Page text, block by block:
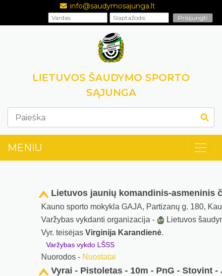
info@saudymosajunga.lt
LIETUVOS ŠAUDYMO SPORTO
SĄJUNGA
MENIU
Lietuvos jaunių komandinis-asmeninis
Kauno sporto mokykla GAJA, Partizanų g. 180,
Varžybas vykdanti organizacija -
Lietuvos
Vyr. teisėjas Virginija Karandienė.
Varžybas vykdo LŠSS
Nuorodos - Nuostatai
Vyrai - Pistoletas - 10m - PnG - Stovint -